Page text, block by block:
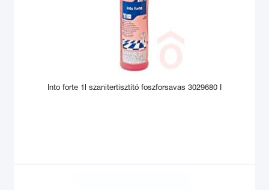
Into forte 1l szanitertisztító foszforsavas 3029680 I